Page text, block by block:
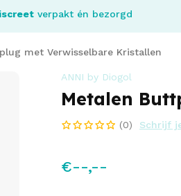
verpakt én bezorgd
met Verwisselbare Kristallen
ANNI by Diogol
Metalen
(0) Schrijf
€--,--